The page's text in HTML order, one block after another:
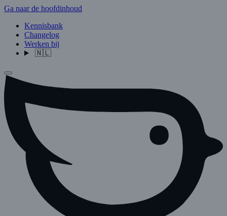
Ga naar de hoofdinhoud
Kennisbank
Changelog
Werken bij
🇳🇱